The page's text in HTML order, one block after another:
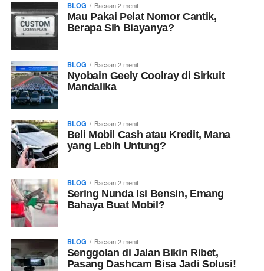
BLOG Bacaan 2 menit
Mau Pakai Pelat Nomor Cantik,
Berapa Sih Biayanya?
BLOG Bacaan 2 menit
Nyobain Geely Coolray di Sirkuit
Mandalika
BLOG Bacaan 2 menit
Beli Mobil Cash atau Kredit, Mana
yang Lebih Untung?
BLOG Bacaan 2 menit
Sering Nunda Isi Bensin, Emang
Bahaya Buat Mobil?
BLOG Bacaan 2 menit
Senggolan di Jalan Bikin Ribet,
Pasang Dashcam Bisa Jadi Solusi!